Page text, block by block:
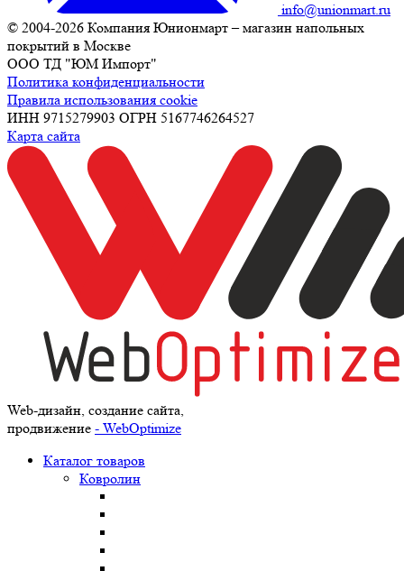
info@unionmart.ru
© 2004-2026 Компания Юнионмарт – магазин напольных
покрытий в Москве
ООО ТД "ЮМ Импорт"
Политика конфиденциальности
Правила использования cookie
ИНН 9715279903 ОГРН 5167746264527
Карта сайта
Web-дизайн, создание сайта,
продвижение - WebOptimize
Каталог товаров
Ковролин